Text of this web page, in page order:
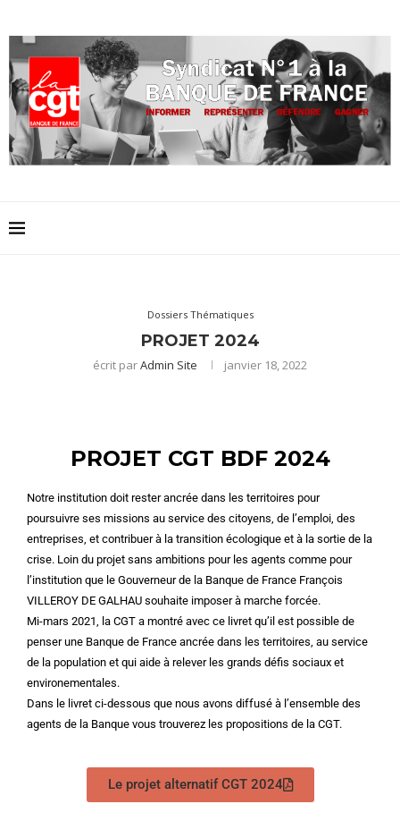
Dossiers Thématiques
PROJET 2024
écrit parAdmin Site janvier 18, 2022
PROJET CGT BDF 2024
Notre institution doit rester ancrée dans les territoires pour
poursuivre ses missions au service des citoyens, de l’emploi, des
entreprises, et contribuer à la transition écologique et à la sortie de la
crise. Loin du projet sans ambitions pour les agents comme pour
l’institution que le Gouverneur de la Banque de France François
VILLEROY DE GALHAU souhaite imposer à marche forcée.
Mi-mars 2021, la CGT a montré avec ce livret qu’il est possible de
penser une Banque de France ancrée dans les territoires, au service
de la population et qui aide à relever les grands défis sociaux et
environementales.
Dans le livret ci-dessous que nous avons diffusé à l’ensemble des
agents de la Banque vous trouverez les propositions de la CGT.
Le projet alternatif CGT 2024